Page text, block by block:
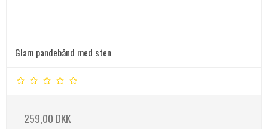
Glam pandebånd med sten
259,00 DKK